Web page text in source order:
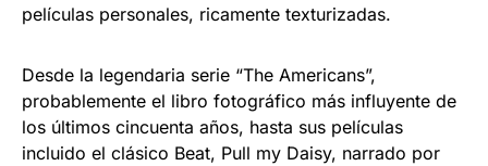
películas personales, ricamente texturizadas.
Desde la legendaria serie “The Americans”,
probablemente el libro fotográfico más influyente de
los últimos cincuenta años, hasta sus películas
incluido el clásico Beat, Pull my Daisy, narrado por